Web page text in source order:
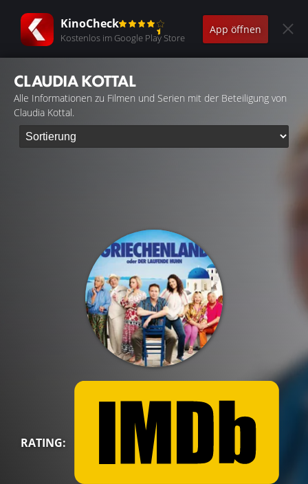
KinoCheck
Kostenlos im Google Play Store
App öffnen
CLAUDIA KOTTAL
Alle Informationen zu Filmen und Serien mit der Beteiligung von
Claudia Kottal.
RATING: